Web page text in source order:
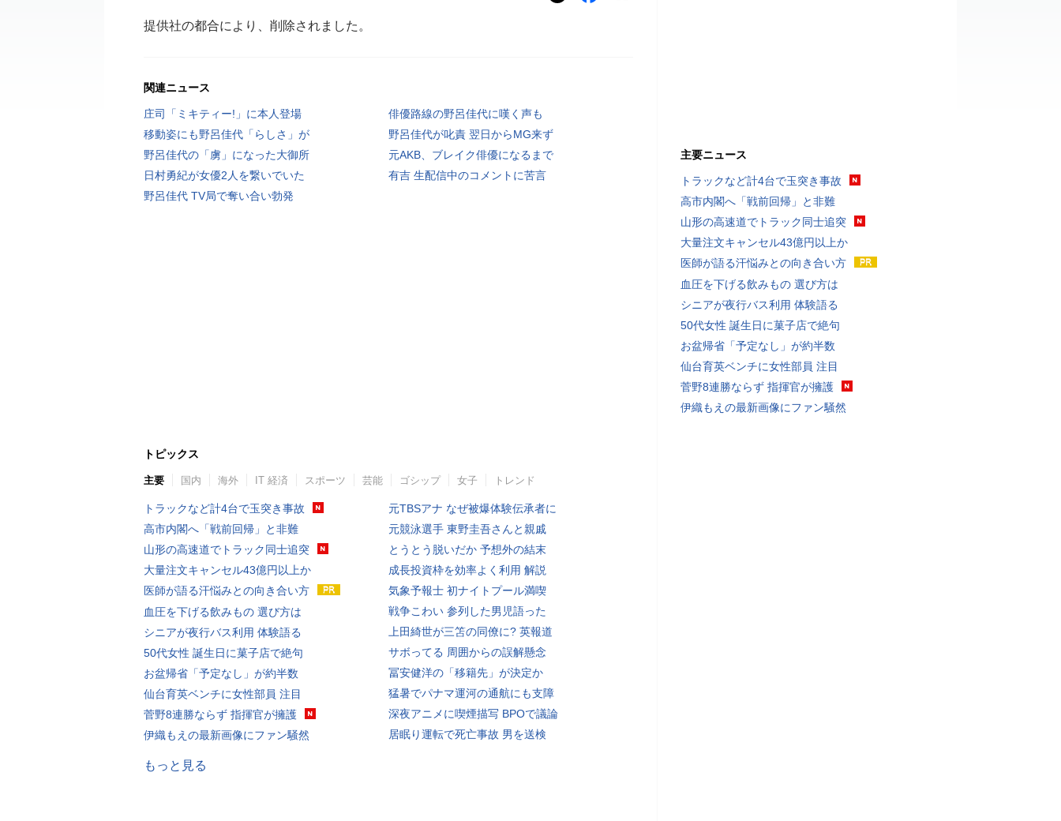
提供社の都合により、削除されました。
関連ニュース
庄司「ミキティー!」に本人登場
俳優路線の野呂佳代に嘆く声も
移動姿にも野呂佳代「らしさ」が
野呂佳代が叱責 翌日からMG来ず
野呂佳代の「虜」になった大御所
元AKB、ブレイク俳優になるまで
日村勇紀が女優2人を繋いでいた
有吉 生配信中のコメントに苦言
野呂佳代 TV局で奪い合い勃発
トピックス
主要 国内 海外 IT 経済 スポーツ 芸能 ゴシップ 女子 トレンド
トラックなど計4台で玉突き事故
高市内閣へ「戦前回帰」と非難
山形の高速道でトラック同士追突
大量注文キャンセル43億円以上か
医師が語る汗悩みとの向き合い方
血圧を下げる飲みもの 選び方は
シニアが夜行バス利用 体験語る
50代女性 誕生日に菓子店で絶句
お盆帰省「予定なし」が約半数
仙台育英ベンチに女性部員 注目
菅野8連勝ならず 指揮官が擁護
伊織もえの最新画像にファン騒然
元TBSアナ なぜ被爆体験伝承者に
元競泳選手 東野圭吾さんと親戚
とうとう脱いだか 予想外の結末
成長投資枠を効率よく利用 解説
気象予報士 初ナイトプール満喫
戦争こわい 参列した男児語った
上田綺世が三笘の同僚に? 英報道
サボってる 周囲からの誤解懸念
冨安健洋の「移籍先」が決定か
猛暑でパナマ運河の通航にも支障
深夜アニメに喫煙描写 BPOで議論
居眠り運転で死亡事故 男を送検
もっと見る
主要ニュース
トラックなど計4台で玉突き事故
高市内閣へ「戦前回帰」と非難
山形の高速道でトラック同士追突
大量注文キャンセル43億円以上か
医師が語る汗悩みとの向き合い方
血圧を下げる飲みもの 選び方は
シニアが夜行バス利用 体験語る
50代女性 誕生日に菓子店で絶句
お盆帰省「予定なし」が約半数
仙台育英ベンチに女性部員 注目
菅野8連勝ならず 指揮官が擁護
伊織もえの最新画像にファン騒然